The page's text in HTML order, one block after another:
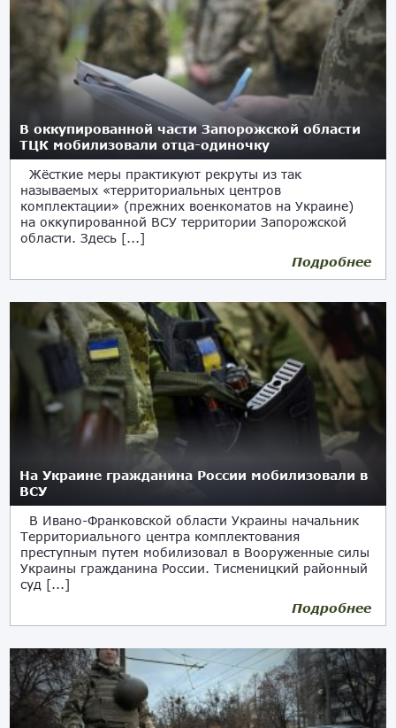
В оккупированной части Запорожской области
ТЦК мобилизовали отца-одиночку
Жёсткие меры практикуют рекруты из так
называемых «территориальных центров
комплектации» (прежних военкоматов на Украине)
на оккупированной ВСУ территории Запорожской
области. Здесь [...]
Подробнее
На Украине гражданина России мобилизовали в
ВСУ
В Ивано-Франковской области Украины начальник
Территориального центра комплектования
преступным путем мобилизовал в Вооруженные силы
Украины гражданина России. Тисменицкий районный
суд [...]
Подробнее